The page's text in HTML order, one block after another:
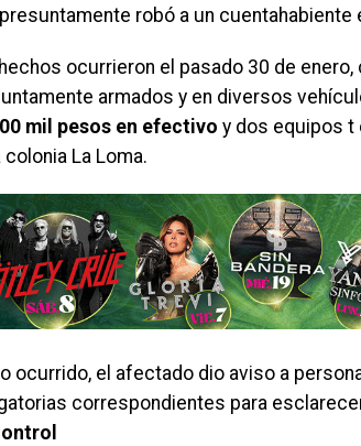
robó a un cuentahabiente
ocurrieron el pasado 30 de
armados y en diversos
mil pesos en efectivo y dos equipos t
colonia La Loma.
ocurrido, el afectado dio aviso a
correspondientes para